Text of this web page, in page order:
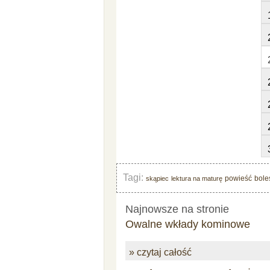
Tagi: skąpiec lektura na maturę powieść
Najnowsze na stronie
Owalne wkłady kominowe
» czytaj całość